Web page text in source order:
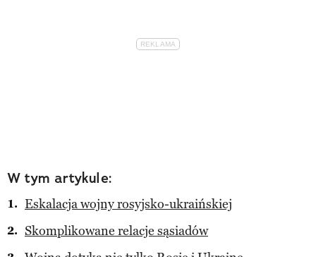
W tym artykule:
Eskalacja wojny rosyjsko-ukraińskiej
Skomplikowane relacje sąsiadów